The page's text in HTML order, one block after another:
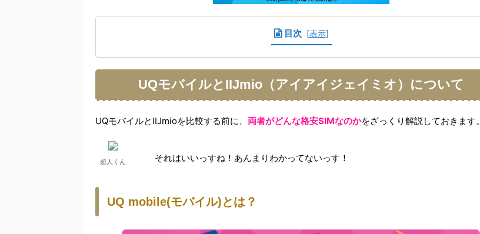
目次 [表示]
UQモバイルとIIJmio（アイアイジェイミオ）について
UQモバイルとIIJmioを比較する前に、 両者がどんな格安SIMなのかをざっくり解説しておきます。
超人くん それはいいっすね！あんまりわかってないっす！
UQ mobile(モバイル)とは？